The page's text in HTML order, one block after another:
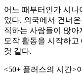
어느 때부터인가 시니
었다. 외국에서 건너
직하는 사람들이 많아
모작 활동을 시작하고
것 같다.
<50+ 플러스의 시간>